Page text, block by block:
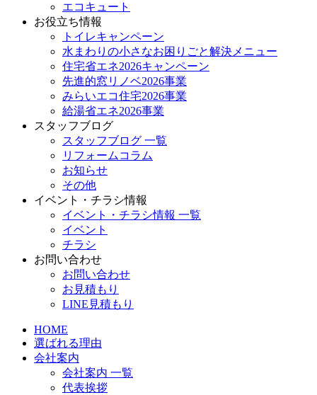
エコキュート
お役立ち情報
トイレキャンペーン
水まわりの小さなお困りごと解決メニュー
住宅省エネ2026キャンペーン
先進的窓リノベ2026事業
みらいエコ住宅2026事業
給湯省エネ2026事業
スタッフブログ
スタッフブログ 一覧
リフォームコラム
お知らせ
その他
イベント・チラシ情報
イベント・チラシ情報 一覧
イベント
チラシ
お問い合わせ
お問い合わせ
お見積もり
LINE見積もり
HOME
選ばれる理由
会社案内
会社案内 一覧
代表挨拶